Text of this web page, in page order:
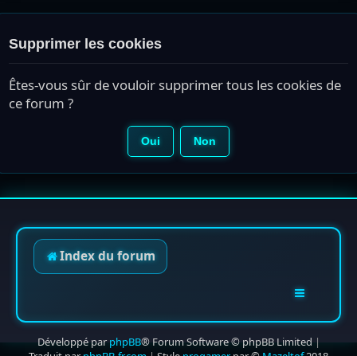
Supprimer les cookies
Êtes-vous sûr de vouloir supprimer tous les cookies de
ce forum ?
Index du forum
Développé parphpBB® Forum Software © phpBB Limited |